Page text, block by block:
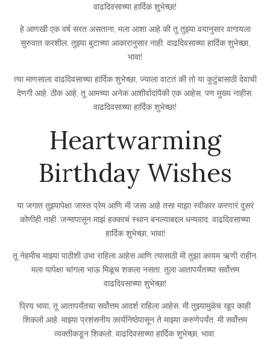
वाढदिवसाच्या हार्दिक शुभेच्छा!
हे आणखी एक वर्ष सरत असताना, मला आशा आहे की तू तुझ्या वयानुसार वागायला
सुरुवात करशील, तुझ्या बुटाच्या आकारानुसार नाही. वाढदिवसाच्या हार्दिक शुभेच्छा,
भावा!
त्या माणसाला वाढदिवसाच्या हार्दिक शुभेच्छा, ज्याला वाटतं की तो या कुटुंबासाठी देवाची
देणगी आहे. ठीक आहे, तू आमच्या अनेक आशीर्वादांपैकी एक आहेस, पण मुख्य नाहीस.
वाढदिवसाच्या हार्दिक शुभेच्छा!
Heartwarming
Birthday Wishes
या जगात तुझ्यापेक्षा जास्त प्रेम आणि मी जसा आहे तसा माझा स्वीकार करणारं दुसरं
कोणीही नाही. जन्मापासून माझं हक्काचं स्थान बनल्याबद्दल धन्यवाद. वाढदिवसाच्या
हार्दिक शुभेच्छा, भावा!
तू नेहमीच माझ्या पाठीशी उभा राहिला आहेस आणि त्यासाठी मी तुझा कायम ऋणी राहीन.
मला यापेक्षा चांगला भाऊ मिळूच शकला नसता. तुला आतापर्यंतच्या सर्वोत्तम
वाढदिवसाच्या शुभेच्छा!
प्रिय भावा, तू आतापर्यंतचा सर्वोत्तम आदर्श राहिला आहेस. मी तुझ्यामुळेच खूप काही
शिकलो आहे. माझ्या प्रशंसनीय कार्यनिष्ठेपासून ते माझ्या करुणेपर्यंत. मी सर्वोत्तम
व्यक्तीकडून शिकलो. वाढदिवसाच्या हार्दिक शुभेच्छा, भावा.